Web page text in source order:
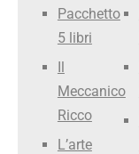
Pacchetto
5 libri
Il
Meccanico
Ricco
L’arte